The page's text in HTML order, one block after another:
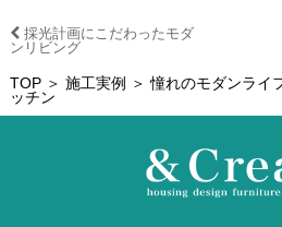
採光計画にこだわったモダ
ンリビング
TOP＞ 施工実例
＞ 憧れのモダンライ
ッチン